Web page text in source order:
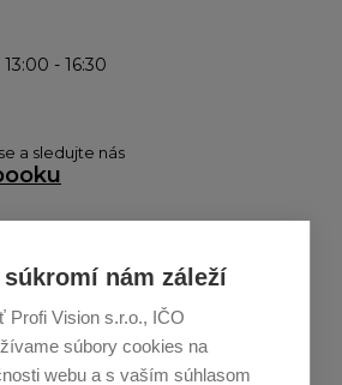
súkromí nám záleží
Profi Vision s.r.o., IČO
súbory cookies na
webu a s vaším súhlasom
- 16:30
a sledujte nás
naInstagrame